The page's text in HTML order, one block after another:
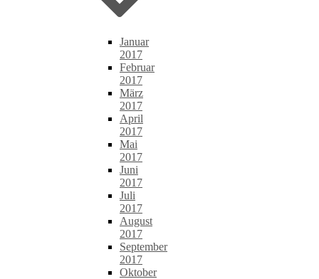
Januar
2017
Februar
2017
März
2017
April
2017
Mai
2017
Juni
2017
Juli
2017
August
2017
September
2017
Oktober